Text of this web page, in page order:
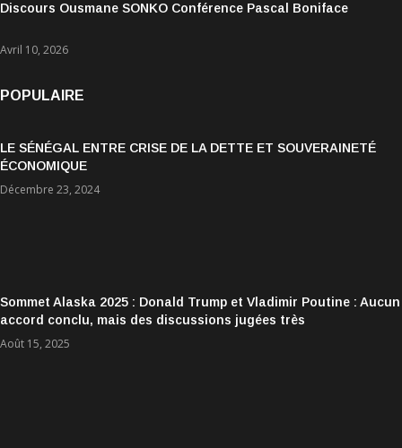
Discours Ousmane SONKO Conférence Pascal Boniface
Avril 10, 2026
POPULAIRE
LE SÉNÉGAL ENTRE CRISE DE LA DETTE ET SOUVERAINETÉ
ÉCONOMIQUE
Décembre 23, 2024
Sommet Alaska 2025 : Donald Trump et Vladimir Poutine : Aucun
accord conclu, mais des discussions jugées très
encourageantes
Août 15, 2025